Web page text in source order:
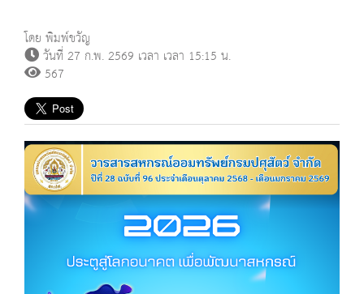
โดย พิมพ์ขวัญ
วันที่ 27 ก.พ. 2569 เวลา เวลา 15:15 น.
567